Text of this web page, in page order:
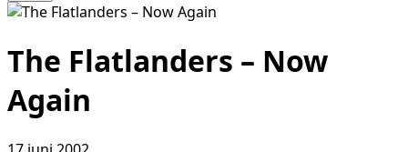
The Flatlanders – Now
Again